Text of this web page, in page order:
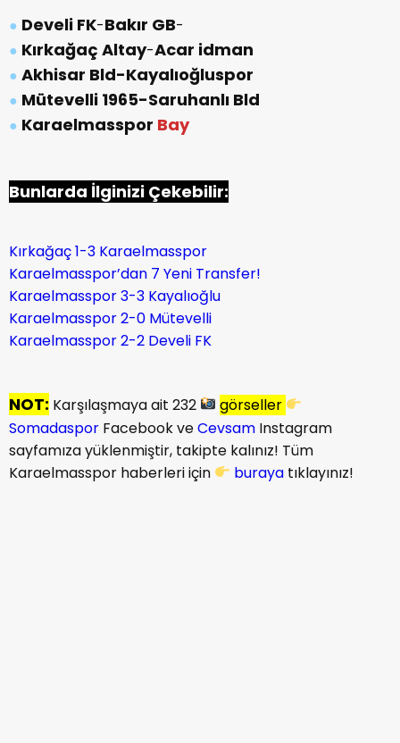
● Develi FK-Bakır GB-
● Kırkağaç Altay-Acar idman
● Akhisar Bld-Kayalıoğluspor
● Mütevelli 1965-Saruhanlı Bld
● Karaelmasspor Bay
Bunlarda İlginizi Çekebilir:
Kırkağaç 1-3 Karaelmasspor
Karaelmasspor’dan 7 Yeni Transfer!
Karaelmasspor 3-3 Kayalıoğlu
Karaelmasspor 2-0 Mütevelli
Karaelmasspor 2-2 Develi FK
NOT: Karşılaşmaya ait 232
görseller
Somadaspor Facebook veCevsam Instagram
sayfamıza yüklenmiştir, takipte kalınız! Tüm
Karaelmasspor haberleri için
buraya tıklayınız!